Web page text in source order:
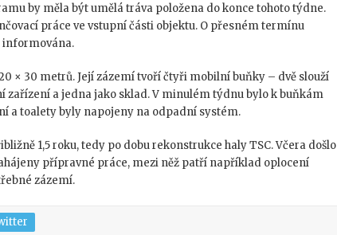
by měla být umělá tráva položena do konce tohoto týdne.
práce ve vstupní části objektu. O přesném termínu
informována.
× 30 metrů. Její zázemí tvoří čtyři mobilní buňky – dvě slouží
zařízení a jedna jako sklad. V minulém týdnu bylo k buňkám
a toalety byly napojeny na odpadní systém.
1,5 roku, tedy po dobu rekonstrukce haly TSC. Včera došlo
přípravné práce, mezi něž patří například oplocení
zázemí.